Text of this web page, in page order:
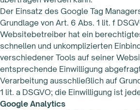
Der Einsatz des Google Tag
Grundlage von Art. 6 Abs. 1 lit. f
Websitebetreiber hat ein
schnellen und unkomplizierten
verschiedener Tools auf seiner
entsprechende Einwilligung
Verarbeitung ausschließlich auf
1 lit. a DSGVO; die Einwilligung ist
Google Analytics